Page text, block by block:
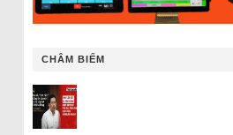
CHÂM BIẾM